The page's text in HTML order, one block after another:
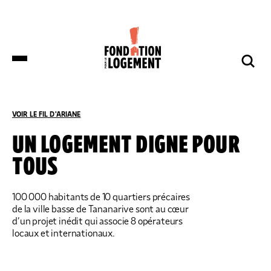
NOTRE ORGANISATION
NOTRE ORGANISATION
NOS IMPLANTATIONS RÉGIONALES
IMPACTS ET SUCCÈS
IMPACTS ET SUCCÈS
PRODUIRE DU LOGEMENT SOCIAL
DES DÉPUTÉS DE HUIT GROUPES
LOGEMENTS BOUILLOIRES INITIÉE PAR
LA FONDATION POUR LE LOGEMENT
NOS ACTUALITÉS
NOUS SOUTENIR
DONNER
DON RÉGULIER
VOIR LE FIL D'ARIANE
ACCUEIL COMPRENDRE ET S’INFORMER
UN LOGEMENT DIGNE POUR
TOUS
100 000 habitants de 10 quartiers précaires
de la ville basse de Tananarive sont au cœur
d’un projet inédit qui associe 8 opérateurs
locaux et internationaux.